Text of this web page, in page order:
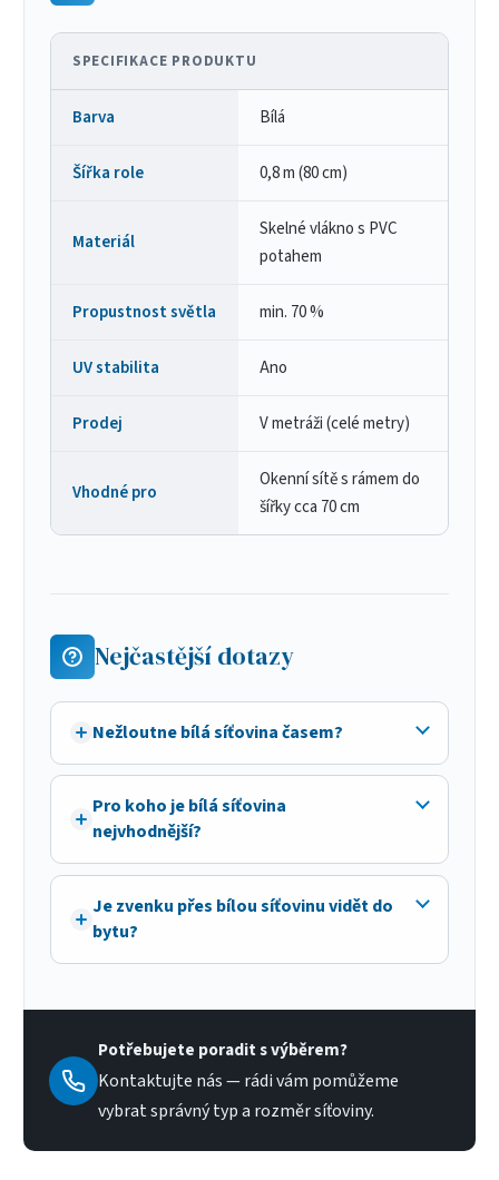
SPECIFIKACE PRODUKTU
Barva Bílá
Šířka role 0,8 m (80 cm)
Materiál
Skelné vlákno s PVC
potahem
Propustnost světla min. 70 %
UV stabilita Ano
Prodej V metráži (celé metry)
Vhodné pro
Okenní sítě s rámem do
šířky cca 70 cm
Nejčastější dotazy
Nežloutne bílá síťovina časem?
Pro koho je bílá síťovina
nejvhodnější?
Je zvenku přes bílou síťovinu vidět do
bytu?
Potřebujete poradit s výběrem?
Kontaktujte nás — rádi vám pomůžeme
vybrat správný typ a rozměr síťoviny.